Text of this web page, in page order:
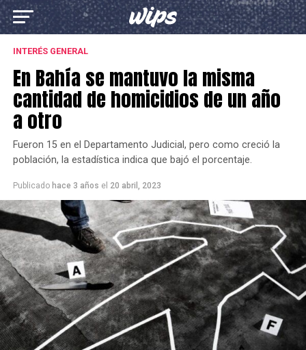
INTERÉS GENERAL
En Bahía se mantuvo la misma
cantidad de homicidios de un año
a otro
Fueron 15 en el Departamento Judicial, pero como creció la
población, la estadística indica que bajó el porcentaje.
Publicado hace 3 años el 20 abril, 2023